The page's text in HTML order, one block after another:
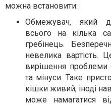
можна встановити:
Обмежувач, який
всього на кілька
гребінець.
невелика вартість.
вирішення проблеми
та мінуси. Таке
кішки живий, іноді
може намагатися